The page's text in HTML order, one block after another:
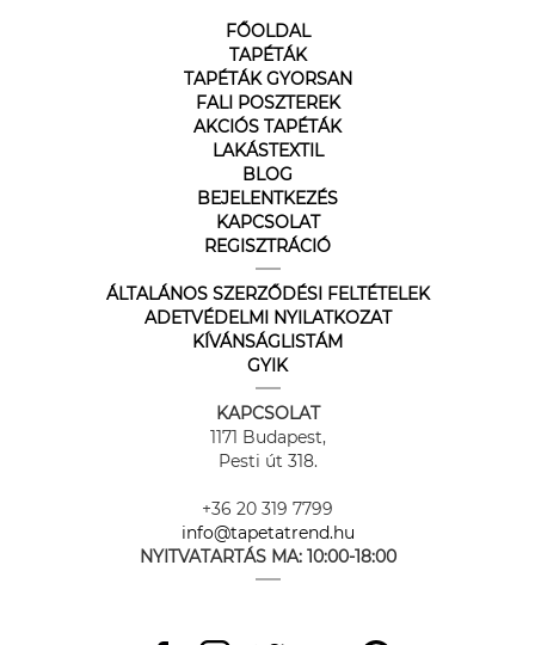
FŐOLDAL
TAPÉTÁK
TAPÉTÁK GYORSAN
FALI POSZTEREK
AKCIÓS TAPÉTÁK
LAKÁSTEXTIL
BLOG
BEJELENTKEZÉS
KAPCSOLAT
REGISZTRÁCIÓ
ÁLTALÁNOS SZERZŐDÉSI FELTÉTELEK
ADETVÉDELMI NYILATKOZAT
KÍVÁNSÁGLISTÁM
GYIK
KAPCSOLAT
1171 Budapest,
Pesti út 318.
+36 20 319 7799
info@tapetatrend.hu
NYITVATARTÁS MA: 10:00-18:00